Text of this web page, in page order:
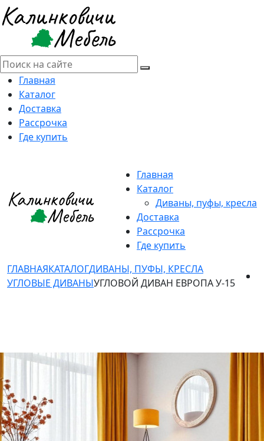
Главная
Каталог
Доставка
Рассрочка
Где купить
Главная
Каталог
Диваны, пуфы, кресла
Доставка
Рассрочка
Где купить
ГЛАВНАЯКАТАЛОГДИВАНЫ, ПУФЫ, КРЕСЛА
УГЛОВЫЕ ДИВАНЫУГЛОВОЙ ДИВАН ЕВРОПА У-15